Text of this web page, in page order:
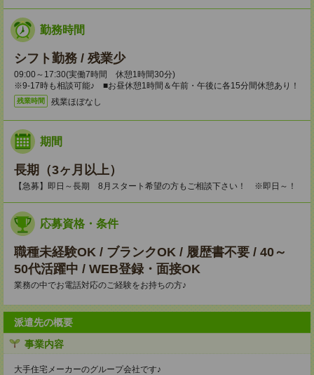
勤務時間
シフト勤務 / 残業少
09:00～17:30(実働7時間 休憩1時間30分)
※9-17時も相談可能♪ ■お昼休憩1時間＆午前・午後に各15分間休憩あり！
残業時間 残業ほぼなし
期間
長期（3ヶ月以上）
【急募】即日～長期 8月スタート希望の方もご相談下さい！ ※即日～！
応募資格・条件
職種未経験OK / ブランクOK / 履歴書不要 / 40～
50代活躍中 / WEB登録・面接OK
業務の中でお電話対応のご経験をお持ちの方♪
派遣先の概要
事業内容
大手住宅メーカーのグループ会社です♪